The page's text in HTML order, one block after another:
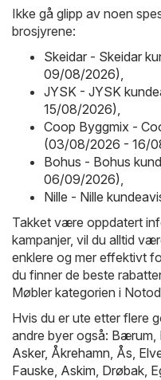
Ikke gå glipp av noen
brosjyrene:
Skeidar - Skeidar
09/08/2026),
JYSK - JYSK
15/08/2026),
Coop Byggmix -
(03/08/2026 - 16/
Bohus - Bohus
06/09/2026),
Nille - Nille
Takket være oppdatert
kampanjer, vil du alltid
enklere og mer effektivt
du finner de beste
Møbler kategorien i
Hvis du er ute etter flere
andre byer også: Bærum,
Asker, Åkrehamn, Ås,
Fauske, Askim, Drøbak,